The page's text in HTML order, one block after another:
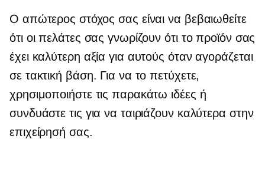
Ο απώτερος στόχος σας είναι να βεβαιωθείτε
ότι οι πελάτες σας γνωρίζουν ότι το προϊόν σας
έχει καλύτερη αξία για αυτούς όταν αγοράζεται
σε τακτική βάση. Για να το πετύχετε,
χρησιμοποιήστε τις παρακάτω ιδέες ή
συνδυάστε τις για να ταιριάζουν καλύτερα στην
επιχείρησή σας.